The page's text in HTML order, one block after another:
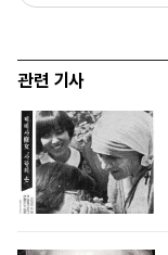
관련 기사